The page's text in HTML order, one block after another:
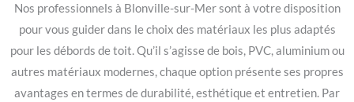
Nos professionnels à Blonville-sur-Mer sont à votre disposition
pour vous guider dans le choix des matériaux les plus adaptés
pour les débords de toit. Qu’il s’agisse de bois, PVC, aluminium ou
autres matériaux modernes, chaque option présente ses propres
avantages en termes de durabilité, esthétique et entretien. Par